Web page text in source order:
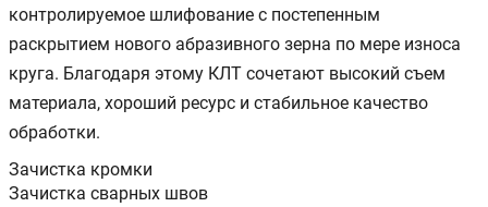
контролируемое шлифование с постепенным
раскрытием нового абразивного зерна по мере износа
круга. Благодаря этому КЛТ сочетают высокий съем
материала, хороший ресурс и стабильное качество
обработки.
Зачистка кромки
Зачистка сварных швов